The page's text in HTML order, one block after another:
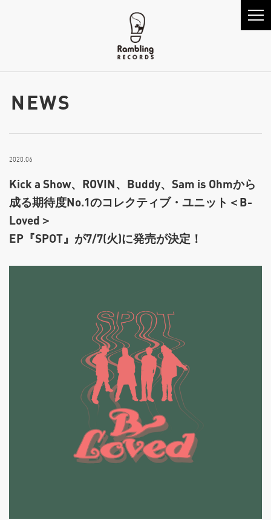
NEWS
2020.06
Kick a Show、ROVIN、Buddy、Sam is Ohmから
成る期待度No.1のコレクティブ・ユニット＜B-
Loved＞
EP『SPOT』が7/7(火)に発売が決定！